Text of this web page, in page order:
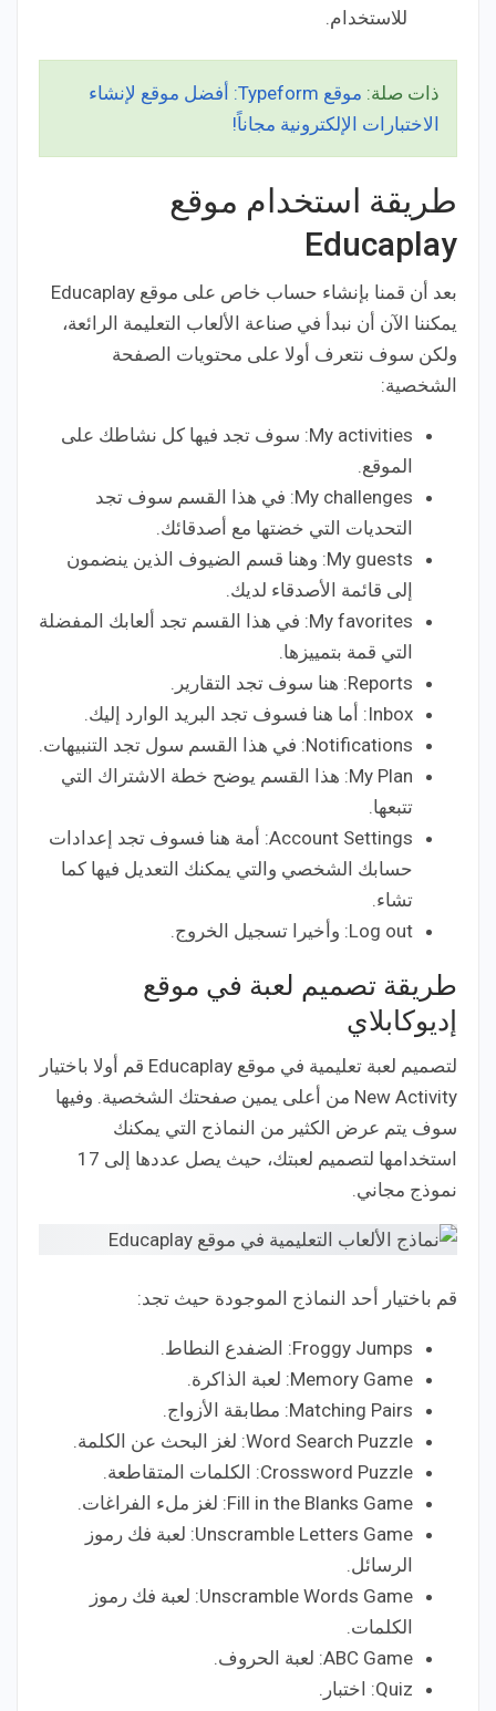
للاستخدام.
ذات صلة:
موقع Typeform: أفضل موقع لإنشاء
الاختبارات الإلكترونية مجاناً!
طريقة استخدام موقع
Educaplay
بعد أن قمنا بإنشاء حساب خاص على موقع Educaplay
يمكننا الآن أن نبدأ في صناعة الألعاب التعليمة الرائعة،
ولكن سوف نتعرف أولا على محتويات الصفحة
الشخصية:
My activities: سوف تجد فيها كل نشاطك على
الموقع.
My challenges: في هذا القسم سوف تجد
التحديات التي خضتها مع أصدقائك.
My guests: وهنا قسم الضيوف الذين ينضمون
إلى قائمة الأصدقاء لديك.
My favorites: في هذا القسم تجد ألعابك المفضلة
التي قمة بتمييزها.
Reports: هنا سوف تجد التقارير.
Inbox: أما هنا فسوف تجد البريد الوارد إليك.
Notifications: في هذا القسم سول تجد التنبيهات.
My Plan: هذا القسم يوضح خطة الاشتراك التي
تتبعها.
Account Settings: أمة هنا فسوف تجد إعدادات
حسابك الشخصي والتي يمكنك التعديل فيها كما
تشاء.
Log out: وأخيرا تسجيل الخروج.
طريقة تصميم لعبة في موقع
إديوكابلاي
لتصميم لعبة تعليمية في موقع Educaplay قم أولا باختيار
New Activity من أعلى يمين صفحتك الشخصية. وفيها
سوف يتم عرض الكثير من النماذج التي يمكنك
استخدامها لتصميم لعبتك، حيث يصل عددها إلى 17
نموذج مجاني.
قم باختيار أحد النماذج الموجودة حيث تجد:
Froggy Jumps: الضفدع النطاط.
Memory Game: لعبة الذاكرة.
Matching Pairs: مطابقة الأزواج.
Word Search Puzzle: لغز البحث عن الكلمة.
Crossword Puzzle: الكلمات المتقاطعة.
Fill in the Blanks Game: لغز ملء الفراغات.
Unscramble Letters Game: لعبة فك رموز
الرسائل.
Unscramble Words Game: لعبة فك رموز
الكلمات.
ABC Game: لعبة الحروف.
Quiz: اختبار.